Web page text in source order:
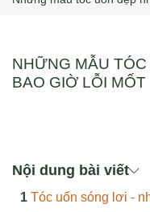
NHỮNG MẪU
BAO GIỜ LỖI MỐT
Nội dung bài viết
Tóc uốn sóng lơi -